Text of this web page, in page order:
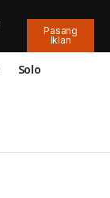
Pasang
Iklan
Solo